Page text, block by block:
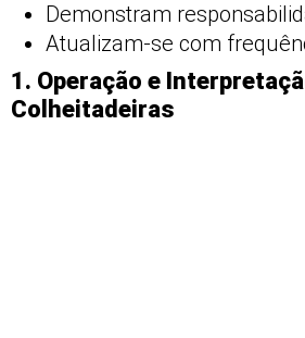
Demonstram
Atualizam-se com
1. Operação e
Colheitadeiras